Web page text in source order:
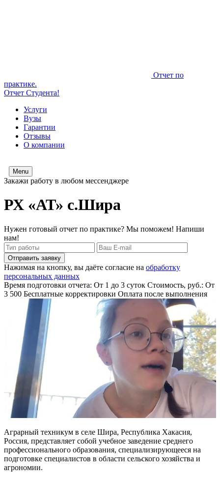
Отчет по
практике.
Отчет Студента!
Услуги
Вузы
Гарантии
Отзывы
О компании
Menu
Закажи работу в любом мессенджере
РХ «АТ» с.Шира
Нужен готовый отчет по практике? Мы поможем! Напиши
нам!
Отправить заявку
Нажимая на кнопку, вы даёте согласие на обработку
персональных данных
Время подготовки отчета: От 1 до 3 суток Стоимость, руб.: От
3 500 Бесплатные корректировки Оплата после выполнения
Аграрный техникум в селе Шира, Республика Хакасия,
Россия, представляет собой учебное заведение среднего
профессионального образования, специализирующееся на
подготовке специалистов в области сельского хозяйства и
агрономии.